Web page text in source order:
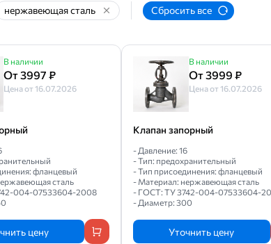
нержавеющая сталь Сбросить все
В наличии
От 3997 ₽
Цена от 16.07.2026
фланцевый
сталь
004-07533604-2008
цену
В наличии
От 3999 ₽
Цена от 16.07.2026
Клапан запорный
- Давление: 16
- Тип: предохранительный
- Тип присоединения: фланцевый
- Материал: нержавеющая сталь
- ГОСТ: ТУ 3742-004-07533604-
- Диаметр: 300
Уточнить цену